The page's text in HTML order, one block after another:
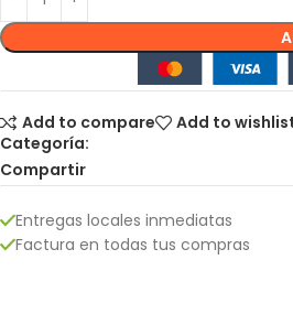
Add to compare
Add to
Categoría:
Compartir
Entregas locales inmediatas
Factura en todas tus compras